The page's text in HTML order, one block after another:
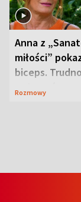
Anna z
miłości”
biceps. Trudno
uwierzyć, co
Rozmowy